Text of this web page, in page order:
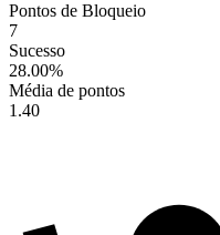
Pontos de Bloqueio
7
Sucesso
28.00%
Média de pontos
1.40